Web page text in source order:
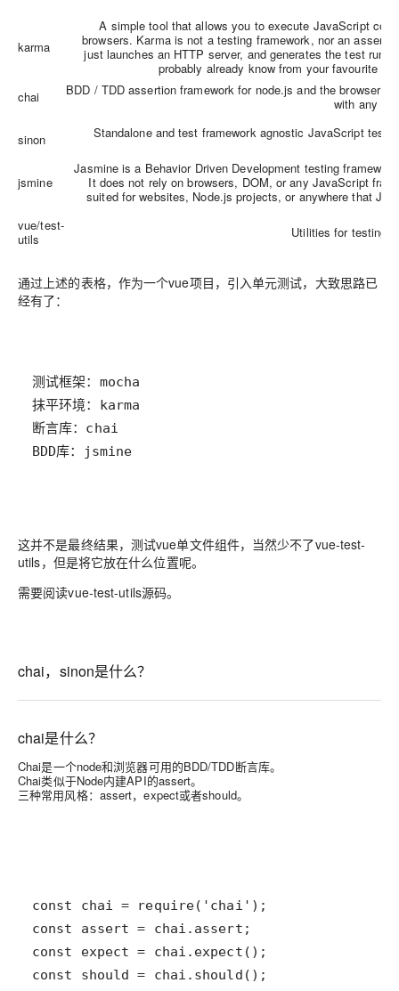
karma
A simple tool that allows you to execute JavaScript
browsers. Karma is not a testing framework, nor an
just launches an HTTP server, and generates the test
probably already know from your favourite
chai
BDD / TDD assertion framework for node.js and the browser
with any
sinon Standalone and test framework agnostic JavaScript test
jsmine
Jasmine is a Behavior Driven Development testing
It does not rely on browsers, DOM, or any JavaScript
suited for websites, Node.js projects, or anywhere that
vue/test-
utils
Utilities for testing
通过上述的表格，作为一个vue项目，引入单元测试，大致思路已
经有了：
BDD库：jsmine
这并不是最终结果，测试vue单文件组件，当然少不了vue-test-
utils，但是将它放在什么位置呢。
需要阅读vue-test-utils源码。
chai，sinon是什么？
chai是什么？
Chai是一个node和浏览器可用的BDD/TDD断言库。
Chai类似于Node内建API的assert。
三种常用风格：assert，expect或者should。
const should = chai.should();